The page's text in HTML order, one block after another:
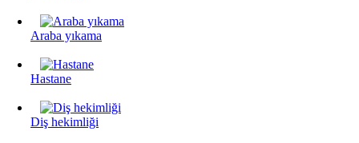
Araba yıkama
Hastane
Diş hekimliği